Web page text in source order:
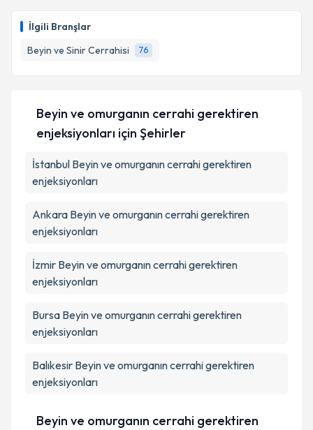
İlgili Branşlar
Beyin ve Sinir Cerrahisi
76
bilgilendireceğiz.
Kişisel verilerimin işlenmesine ilişkinAydınlatma
'ni okudum ve kişisel verilerimin belirtilen
kapsamda işlenmesini kabul ediyorum.
Beyin ve omurganın cerrahi gerektiren
enjeksiyonları için Şehirler
İstanbul Beyin ve omurganın cerrahi gerektiren
enjeksiyonları
Ankara Beyin ve omurganın cerrahi gerektiren
enjeksiyonları
İzmir Beyin ve omurganın cerrahi gerektiren
enjeksiyonları
Bursa Beyin ve omurganın cerrahi gerektiren
enjeksiyonları
Balıkesir Beyin ve omurganın cerrahi gerektiren
enjeksiyonları
Beyin ve omurganın cerrahi gerektiren